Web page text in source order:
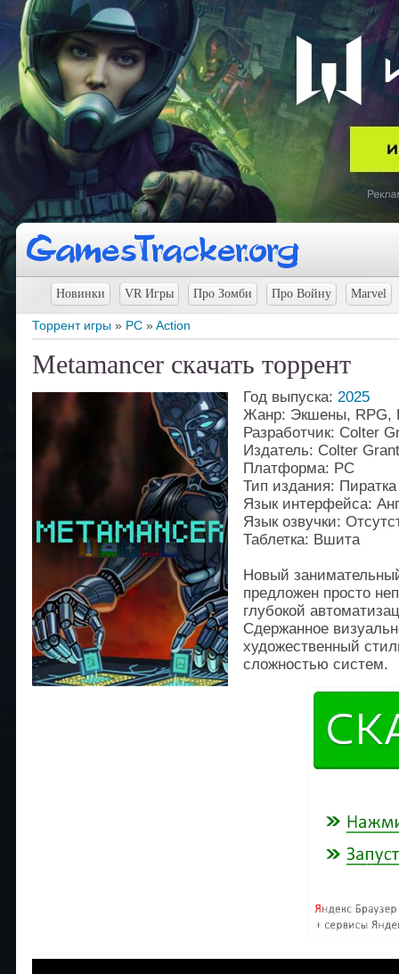
Новинки VR Игры Про Зомби Про Войну Marvel
Торрент игры » PC »Action
Metamancer скачать торрент
Год выпуска: 2025
Жанр: Экшены, RPG,
Разработчик: Colter
Издатель: Colter
Платформа: PC
Тип издания: Пиратка
Язык интерфейса:
Язык озвучки:
Таблетка: Вшита
Новый
предложен просто
глубокой
Сдержанное
художественный
сложностью систем.